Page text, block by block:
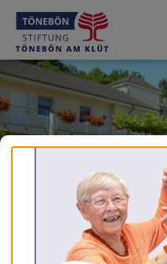
TÖNEBÖN AM